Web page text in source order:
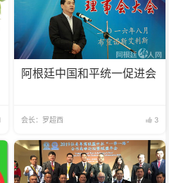
阿根廷中国和平统一促进会
会长：罗超西 3